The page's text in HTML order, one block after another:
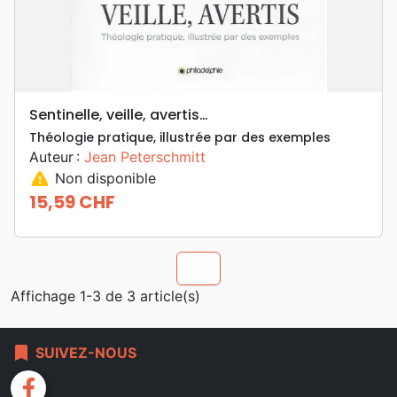
Sentinelle, veille, avertis…
Théologie pratique, illustrée par des exemples
Auteur : Jean Peterschmitt
warning Non disponible
Prix
15,59 CHF
Affichage 1-3 de 3 article(s)
bookmark SUIVEZ-NOUS
facebook